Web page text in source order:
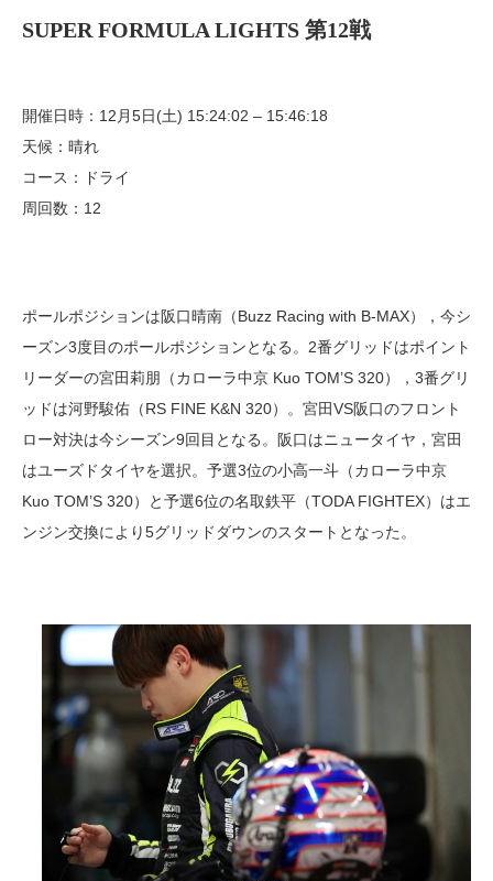
SUPER FORMULA LIGHTS 第12戦
開催日時：12月5日(土) 15:24:02 – 15:46:18
天候：晴れ
コース：ドライ
周回数：12
ポールポジションは阪口晴南（Buzz Racing with B-MAX），今シ
ーズン3度目のポールポジションとなる。2番グリッドはポイント
リーダーの宮田莉朋（カローラ中京 Kuo TOM’S 320），3番グリ
ッドは河野駿佑（RS FINE K&N 320）。宮田VS阪口のフロント
ロー対決は今シーズン9回目となる。阪口はニュータイヤ，宮田
はユーズドタイヤを選択。予選3位の小高一斗（カローラ中京
Kuo TOM’S 320）と予選6位の名取鉄平（TODA FIGHTEX）はエ
ンジン交換により5グリッドダウンのスタートとなった。